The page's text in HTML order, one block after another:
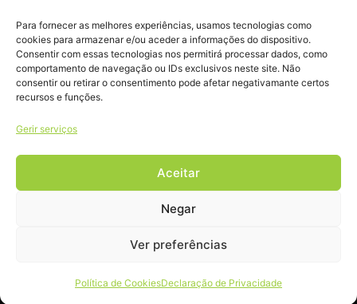
Para fornecer as melhores experiências, usamos tecnologias como
cookies para armazenar e/ou aceder a informações do dispositivo.
Consentir com essas tecnologias nos permitirá processar dados, como
comportamento de navegação ou IDs exclusivos neste site. Não
consentir ou retirar o consentimento pode afetar negativamante certos
recursos e funções.
Gerir serviços
Aceitar
Negar
Ver preferências
Política de CookiesDeclaração de Privacidade
novidades e dicas
imperdíveis diretamente no
teu e-mail.
Livro de reclamações
DEVELOPED BYDULCI.AI